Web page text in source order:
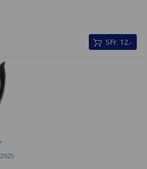
SFr. 12.-